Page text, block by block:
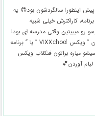
اینطورا سالگردشون بود😍 یه
کاراکترش خیلی شبیه
رو میبینین وقتی مدرسه ای بود!
😂 اونم پیشنهاد میکنم حتما ببینین، تو گوگل بزنین ” ویکس VIXXchool ” یا ” برنامه
میاره براتون فنکلاب ویکس
آوردن💕